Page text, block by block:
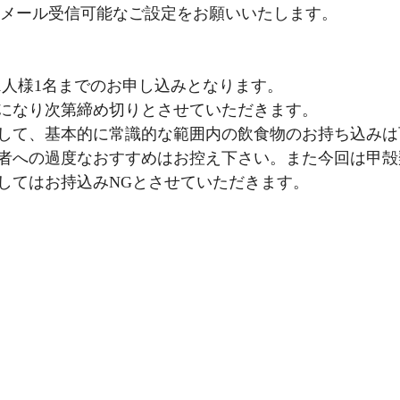
ール受信可能なご設定をお願いいたします。
様1名までのお申し込みとなります。
り次第締め切りとさせていただきます。
て、基本的に常識的な範囲内の飲食物のお持ち込み
への過度なおすすめはお控え下さい。また今回は甲
てはお持込みNGとさせていただきます。